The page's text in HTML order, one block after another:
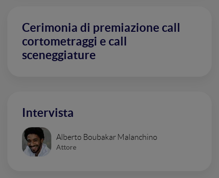
Cerimonia di premiazione call
cortometraggi e call
sceneggiature
Intervista
Alberto Boubakar Malanchino
Attore